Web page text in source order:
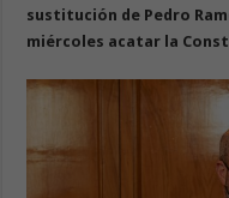
sustitución de Pedro
miércoles acatar la